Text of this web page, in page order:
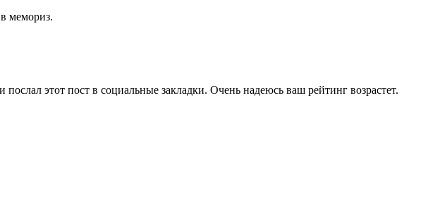
мемориз.
этот пост в социальные закладки. Очень надеюсь ваш рейтинг возрастет.